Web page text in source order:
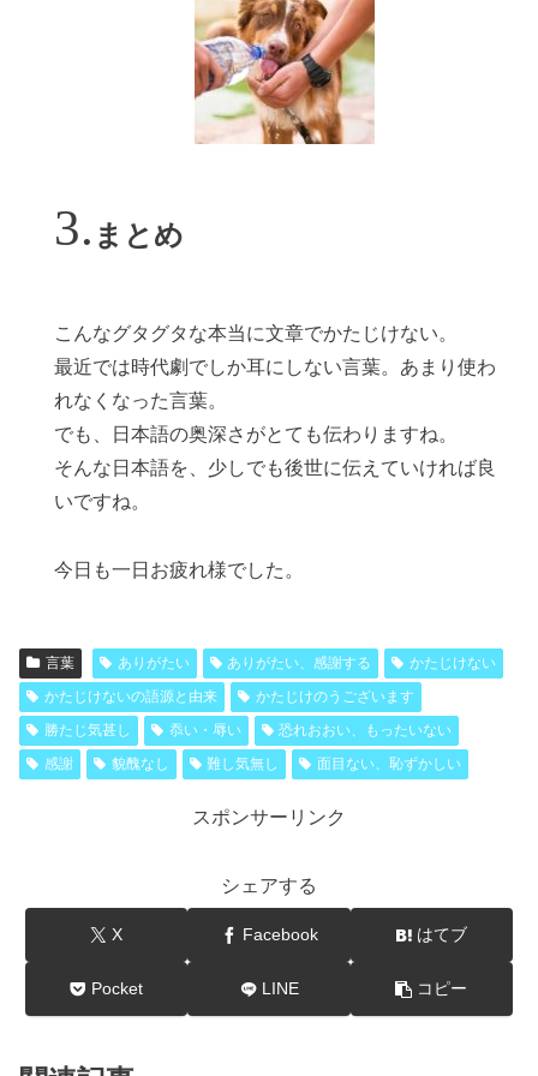
まとめ
こんなグタグタな本当に文章でかたじけない。
最近では時代劇でしか耳にしない言葉。あまり使わ
れなくなった言葉。
でも、日本語の奥深さがとても伝わりますね。
そんな日本語を、少しでも後世に伝えていければ良
いですね。
今日も一日お疲れ様でした。
言葉 ありがたい ありがたい、感謝する
かたじけない
かたじけないの語源と由来
かたじけのうございます
勝たじ気甚し
忝い・辱い
恐れおおい、もったいない
感謝
貌醜なし 難し気無し 面目ない、恥ずかしい
スポンサーリンク
シェアする
X Facebook はてブ
Pocket LINE コピー